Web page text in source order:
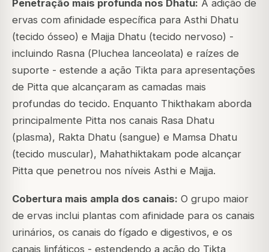
Penetração mais profunda nos Dhatu: A adição de
ervas com afinidade específica para Asthi Dhatu
(tecido ósseo) e Majja Dhatu (tecido nervoso) -
incluindo Rasna (Pluchea lanceolata) e raízes de
suporte - estende a ação Tikta para apresentações
de Pitta que alcançaram as camadas mais
profundas do tecido. Enquanto Thikthakam aborda
principalmente Pitta nos canais Rasa Dhatu
(plasma), Rakta Dhatu (sangue) e Mamsa Dhatu
(tecido muscular), Mahathiktakam pode alcançar
Pitta que penetrou nos níveis Asthi e Majja.
Cobertura mais ampla dos canais: O grupo maior
de ervas inclui plantas com afinidade para os canais
urinários, os canais do fígado e digestivos, e os
canais linfáticos - estendendo a ação do Tikta